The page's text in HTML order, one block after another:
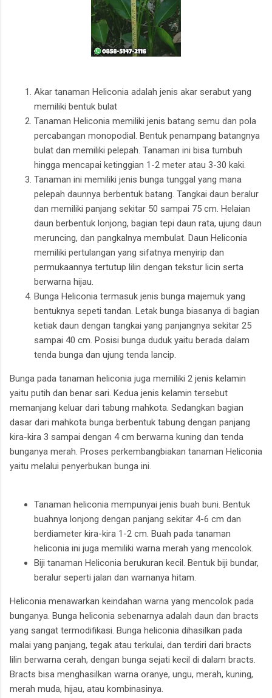
Akar tanaman Heliconia adalah jenis akar serabut yang
memiliki bentuk bulat
Tanaman Heliconia memiliki jenis batang semu dan pola
percabangan monopodial. Bentuk penampang batangnya
bulat dan memiliki pelepah. Tanaman ini bisa tumbuh
hingga mencapai ketinggian 1-2 meter atau 3-30 kaki.
Tanaman ini memiliki jenis bunga tunggal yang mana
pelepah daunnya berbentuk batang. Tangkai daun beralur
dan memiliki panjang sekitar 50 sampai 75 cm. Helaian
daun berbentuk lonjong, bagian tepi daun rata, ujung daun
meruncing, dan pangkalnya membulat. Daun Heliconia
memiliki pertulangan yang sifatnya menyirip dan
permukaannya tertutup lilin dengan tekstur licin serta
berwarna hijau.
Bunga Heliconia termasuk jenis bunga majemuk yang
bentuknya sepeti tandan. Letak bunga biasanya di bagian
ketiak daun dengan tangkai yang panjangnya sekitar 25
sampai 40 cm. Posisi bunga duduk yaitu berada dalam
tenda bunga dan ujung tenda lancip.
Bunga pada tanaman heliconia juga memiliki 2 jenis kelamin
yaitu putih dan benar sari. Kedua jenis kelamin tersebut
memanjang keluar dari tabung mahkota. Sedangkan bagian
dasar dari mahkota bunga berbentuk tabung dengan panjang
kira-kira 3 sampai dengan 4 cm berwarna kuning dan tenda
bunganya merah. Proses perkembangbiakan tanaman Heliconia
yaitu melalui penyerbukan bunga ini.
Tanaman heliconia mempunyai jenis buah buni. Bentuk
buahnya lonjong dengan panjang sekitar 4-6 cm dan
berdiameter kira-kira 1-2 cm. Buah pada tanaman
heliconia ini juga memiliki warna merah yang mencolok.
Biji tanaman Heliconia berukuran kecil. Bentuk biji bundar,
beralur seperti jalan dan warnanya hitam.
Heliconia menawarkan keindahan warna yang mencolok pada
bunganya. Bunga heliconia sebenarnya adalah daun dan bracts
yang sangat termodifikasi. Bunga heliconia dihasilkan pada
malai yang panjang, tegak atau terkulai, dan terdiri dari bracts
lilin berwarna cerah, dengan bunga sejati kecil di dalam bracts.
Bracts bisa menghasilkan warna oranye, ungu, merah, kuning,
merah muda, hijau, atau kombinasinya.